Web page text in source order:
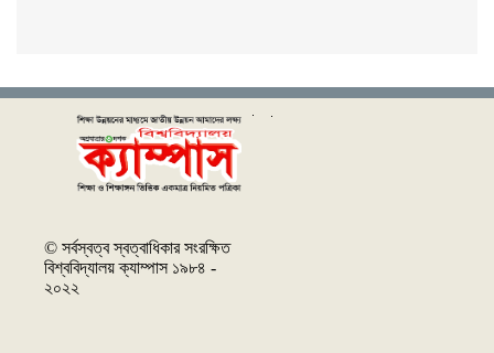
© সর্বস্বত্ব স্বত্বাধিকার সংরক্ষিত
বিশ্ববিদ্যালয় ক্যাম্পাস ১৯৮৪ -
২০২২